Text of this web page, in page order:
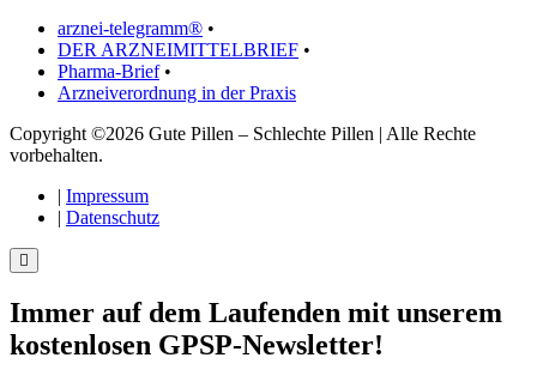
arznei-telegramm® •
DER ARZNEIMITTELBRIEF •
Pharma-Brief•
Arzneiverordnung in der Praxis
Copyright ©2026 Gute Pillen – Schlechte Pillen | Alle Rechte
vorbehalten.
| Impressum
| Datenschutz
Immer auf dem Laufenden mit unserem
kostenlosen GPSP-Newsletter!